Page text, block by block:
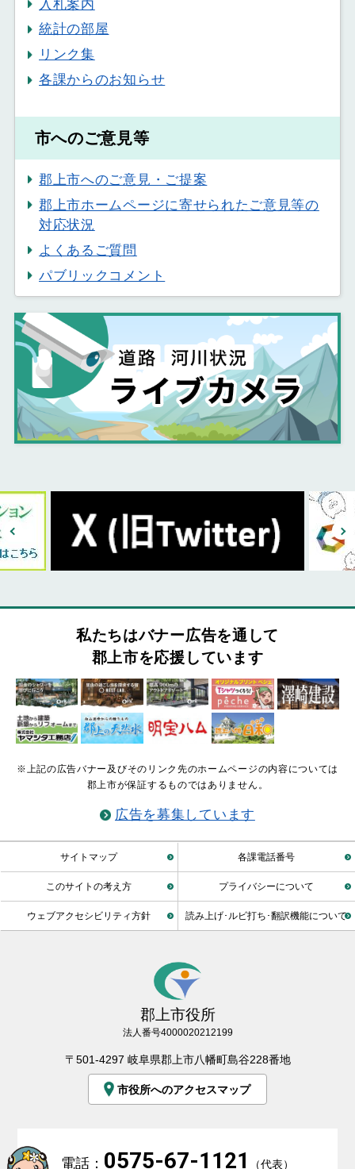
入札案内
統計の部屋
リンク集
各課からのお知らせ
市へのご意見等
郡上市へのご意見・ご提案
郡上市ホームページに寄せられたご意見等の
対応状況
よくあるご質問
パブリックコメント
私たちはバナー広告を通して
郡上市を応援しています
※上記の広告バナー及びそのリンク先のホームページの内容については
郡上市が保証するものではありません。
広告を募集しています
サイトマップ 各課電話番号
このサイトの考え方 プライバシーについて
ウェブアクセシビリティ方針 読み上げ･ルビ打ち･翻訳機能について
郡上市役所
法人番号4000020212199
〒501-4297 岐阜県郡上市八幡町島谷228番地
市役所へのアクセスマップ
電話： 0575-67-1121 （代表）